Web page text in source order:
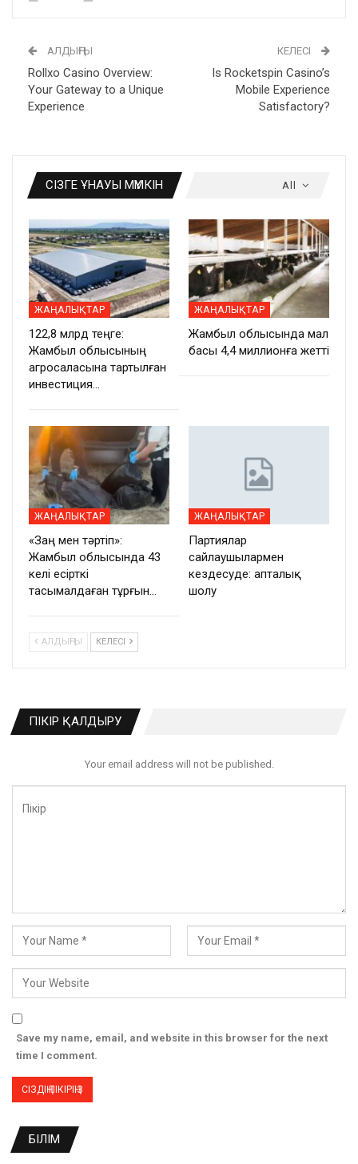
АЛДЫҢҒЫ
Rollxo Casino Overview:
Your Gateway to a Unique
Experience
КЕЛЕСІ
Is Rocketspin Casino’s
Mobile Experience
Satisfactory?
All
СІЗГЕ ҰНАУЫ МҮМКІН
ЖАҢАЛЫҚТАР
122,8 млрд теңге:
Жамбыл облысының
агросаласына тартылған
инвестиция…
ЖАҢАЛЫҚТАР
Жамбыл облысында мал
басы 4,4 миллионға жетті
ЖАҢАЛЫҚТАР
«Заң мен тәртіп»:
Жамбыл облысында 43
келі есірткі
тасымалдаған тұрғын…
ЖАҢАЛЫҚТАР
Партиялар
сайлаушылармен
кездесуде: апталық
шолу
АЛДЫҢҒЫ КЕЛЕСІ
ПІКІР ҚАЛДЫРУ
Your email address will not be published.
Save my name, email, and website in this browser for the next
time I comment.
БІЛІМ